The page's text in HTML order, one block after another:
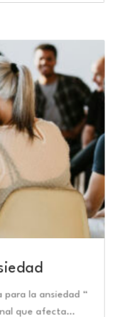
para la ansiedad “
que afecta…